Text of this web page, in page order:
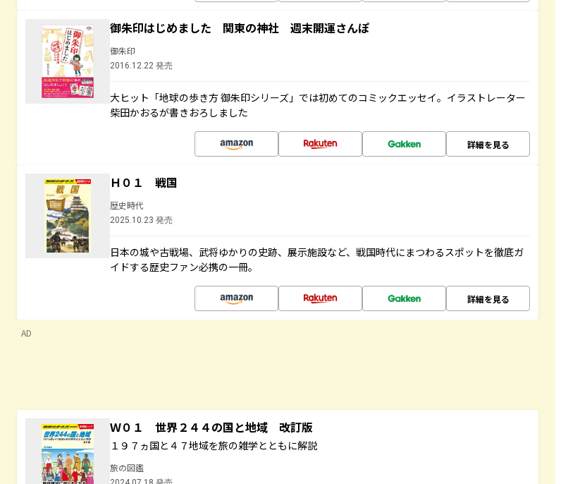
御朱印はじめました 関東の神社 週末開運さんぽ
御朱印
2016.12.22 発売
大ヒット「地球の歩き方 御朱印シリーズ」では初めてのコミックエッセイ。イラストレーター
柴田かおるが書きおろしました
詳細を見る
Ｈ０１ 戦国
歴史時代
2025.10.23 発売
日本の城や古戦場、武将ゆかりの史跡、展示施設など、戦国時代にまつわるスポットを徹底ガ
イドする歴史ファン必携の一冊。
詳細を見る
AD
Ｗ０１ 世界２４４の国と地域 改訂版
１９７ヵ国と４７地域を旅の雑学とともに解説
旅の図鑑